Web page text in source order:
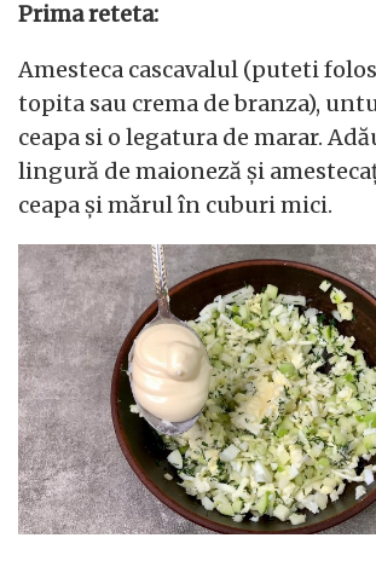
Prima reteta:
Amesteca cascavalul (puteti
topita sau crema de branza),
ceapa si o legatura de marar.
lingură de maioneză și
ceapa și mărul în cuburi mici.